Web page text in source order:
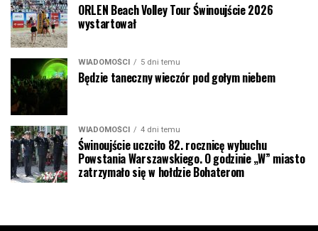
ORLEN Beach Volley Tour Świnoujście 2026
wystartował
WIADOMOŚCI 5 dni temu
Będzie taneczny wieczór pod gołym niebem
WIADOMOŚCI 4 dni temu
Świnoujście uczciło 82. rocznicę wybuchu
Powstania Warszawskiego. O godzinie „W” miasto
zatrzymało się w hołdzie Bohaterom